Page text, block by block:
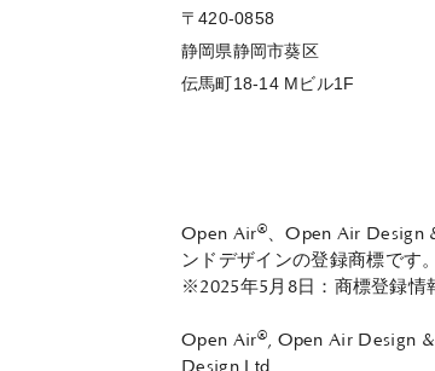
〒420-0858
静岡県静岡市葵区
伝馬町18-14 Mビル1F
Open Air®、Open Air Design
ンドデザインの登録商標です。
※2025年5月8日：商標登録情
Open Air®, Open Air Design